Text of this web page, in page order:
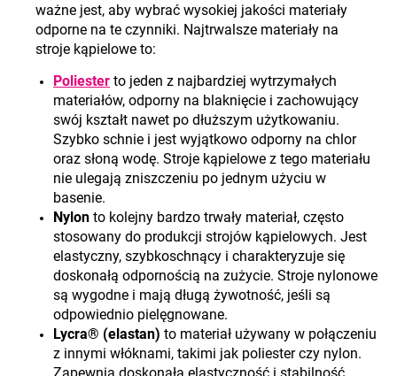
ważne jest, aby wybrać wysokiej jakości materiały
odporne na te czynniki. Najtrwalsze materiały na
stroje kąpielowe to:
Poliester to jeden z najbardziej wytrzymałych
materiałów, odporny na blaknięcie i zachowujący
swój kształt nawet po dłuższym użytkowaniu.
Szybko schnie i jest wyjątkowo odporny na chlor
oraz słoną wodę. Stroje kąpielowe z tego materiału
nie ulegają zniszczeniu po jednym użyciu w
basenie.
Nylon to kolejny bardzo trwały materiał, często
stosowany do produkcji strojów kąpielowych. Jest
elastyczny, szybkoschnący i charakteryzuje się
doskonałą odpornością na zużycie. Stroje nylonowe
są wygodne i mają długą żywotność, jeśli są
odpowiednio pielęgnowane.
Lycra® (elastan) to materiał używany w połączeniu
z innymi włóknami, takimi jak poliester czy nylon.